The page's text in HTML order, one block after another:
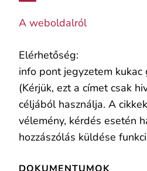
A weboldalról
Elérhetőség:
info pont jegyzetem kukac
(Kérjük, ezt a címet csak
céljából használja. A
vélemény, kérdés esetén
hozzászólás küldése